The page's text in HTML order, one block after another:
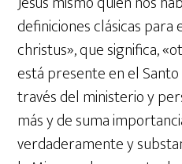
definiciones clásicas
christus», que significa,
está presente en el
través del ministerio y
más y de suma
verdaderamente y